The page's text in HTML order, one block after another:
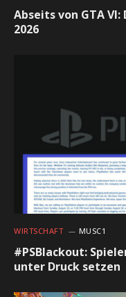
Abseits von GTA
2026
WIRTSCHAFT MUSC1
#PSBlackout:
unter Druck setzen